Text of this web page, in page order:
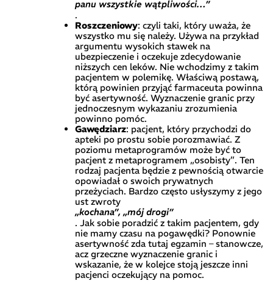
panu wszystkie wątpliwości…”
.
Roszczeniowy: czyli taki, który uważa, że
wszystko mu się należy. Używa na przykład
argumentu wysokich stawek na
ubezpieczenie i oczekuje zdecydowanie
niższych cen leków. Nie wchodzimy z takim
pacjentem w polemikę. Właściwą postawą,
którą powinien przyjąć farmaceuta powinna
być asertywność. Wyznaczenie granic przy
jednoczesnym wykazaniu zrozumienia
powinno pomóc.
Gawędziarz: pacjent, który przychodzi do
apteki po prostu sobie porozmawiać. Z
poziomu metaprogramów może być to
pacjent z metaprogramem „osobisty”. Ten
rodzaj pacjenta będzie z pewnością otwarcie
opowiadał o swoich prywatnych
przeżyciach. Bardzo często usłyszymy z jego
ust zwroty
„kochana”, „mój drogi”
. Jak sobie poradzić z takim pacjentem, gdy
nie mamy czasu na pogawędki? Ponownie
asertywność zda tutaj egzamin – stanowcze,
acz grzeczne wyznaczenie granic i
wskazanie, że w kolejce stoją jeszcze inni
pacjenci oczekujący na pomoc.